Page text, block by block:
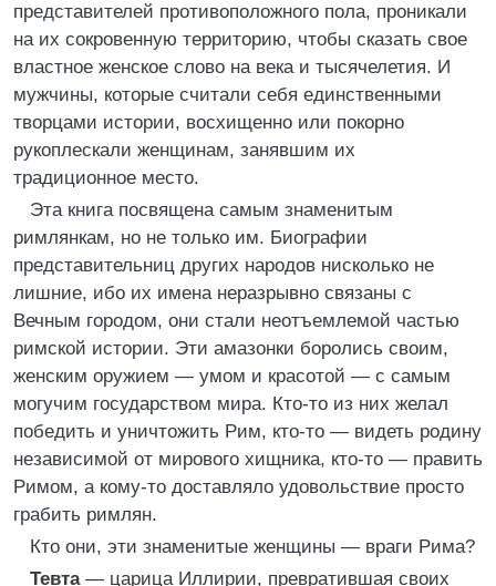
представителей противоположного пола, проникали
на их сокровенную территорию, чтобы сказать свое
властное женское слово на века и тысячелетия. И
мужчины, которые считали себя единственными
творцами истории, восхищенно или покорно
рукоплескали женщинам, занявшим их
традиционное место.
Эта книга посвящена самым знаменитым
римлянкам, но не только им. Биографии
представительниц других народов нисколько не
лишние, ибо их имена неразрывно связаны с
Вечным городом, они стали неотъемлемой частью
римской истории. Эти амазонки боролись своим,
женским оружием — умом и красотой — с самым
могучим государством мира. Кто-то из них желал
победить и уничтожить Рим, кто-то — видеть родину
независимой от мирового хищника, кто-то — править
Римом, а кому-то доставляло удовольствие просто
грабить римлян.
Кто они, эти знаменитые женщины — враги Рима?
Тевта— царица Иллирии, превратившая своих